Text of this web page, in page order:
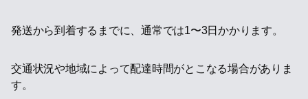
発送から到着するまでに、通常では1〜3日かかります。
交通状況や地域によって配達時間がとこなる場合がありま
す。